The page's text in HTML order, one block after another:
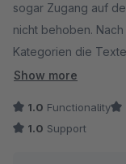
sogar Zugang auf
nicht behoben.
Kategorien die
Dazu musste man
Support bot keine
Show more
1.0 Functionality
1.0 Support